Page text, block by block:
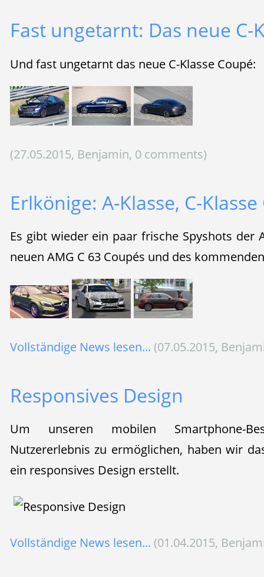
Fast ungetarnt: Das neue C-
Und fast ungetarnt das neue C-Klasse Coupé:
(27.05.2015, Benjamin, 0 comments)
Erlkönige: A-Klasse, C-
Es gibt wieder ein paar frische Spyshots der
neuen AMG C 63 Coupés und des
Vollständige News lesen... (07.05.2015,
Responsives Design
Um unseren mobilen Smartphone-
Nutzererlebnis zu ermöglichen, haben wir
ein responsives Design erstellt.
Vollständige News lesen... (01.04.2015,